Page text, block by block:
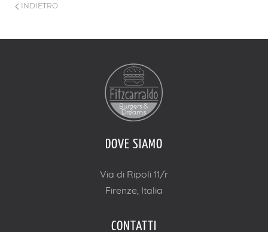
INDIETRO
DOVE SIAMO
Via di Ripoli 11/r
Firenze, Italia
CONTATTI